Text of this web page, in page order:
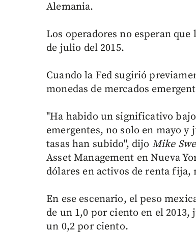
Alemania.
Los operadores no esperan que
de julio del 2015.
Cuando la Fed sugirió
monedas de mercados
"Ha habido un significativo
emergentes, no solo en mayo
tasas han subido", dijo Mike
Asset Management en Nueva
dólares en activos de renta fija,
En ese escenario, el peso
de un 1,0 por ciento en el 2013,
un 0,2 por ciento.